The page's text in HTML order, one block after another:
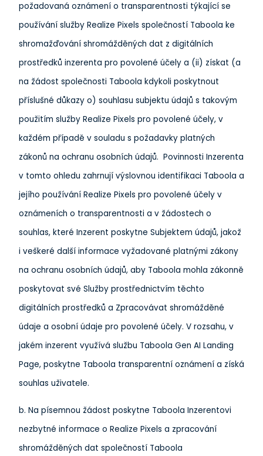
požadovaná oznámení o transparentnosti týkající se
používání služby Realize Pixels společností Taboola ke
shromažďování shromážděných dat z digitálních
prostředků inzerenta pro povolené účely a (ii) získat (a
na žádost společnosti Taboola kdykoli poskytnout
příslušné důkazy o) souhlasu subjektu údajů s takovým
použitím služby Realize Pixels pro povolené účely, v
každém případě v souladu s požadavky platných
zákonů na ochranu osobních údajů. Povinnosti Inzerenta
v tomto ohledu zahrnují výslovnou identifikaci Taboola a
jejího používání Realize Pixels pro povolené účely v
oznámeních o transparentnosti a v žádostech o
souhlas, které Inzerent poskytne Subjektem údajů, jakož
i veškeré další informace vyžadované platnými zákony
na ochranu osobních údajů, aby Taboola mohla zákonně
poskytovat své Služby prostřednictvím těchto
digitálních prostředků a Zpracovávat shromážděné
údaje a osobní údaje pro povolené účely. V rozsahu, v
jakém inzerent využívá službu Taboola Gen AI Landing
Page, poskytne Taboola transparentní oznámení a získá
souhlas uživatele.
b. Na písemnou žádost poskytne Taboola Inzerentovi
nezbytné informace o Realize Pixels a zpracování
shromážděných dat společností Taboola